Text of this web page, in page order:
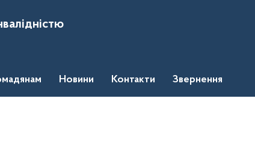
Новини Контакти Звернення